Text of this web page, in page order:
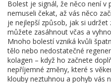
Bolest je signál, že něco není v
nemuseli čekat, až vás něco
je nejlepší způsob, jak si
můžete zasáhnout včas a
Mnoho bolestí vzniká kvůli
tělo nebo nedostatečné
kolagen – když ho začnete
nepříjemné změny, které s
klouby neztuhnou a pohyb vás